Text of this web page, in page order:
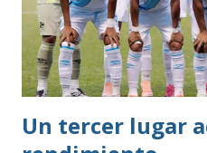
Un tercer lugar